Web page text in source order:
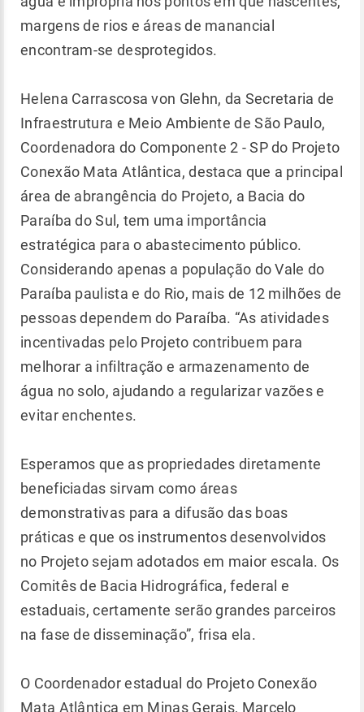
margens de rios e áreas de manancial
encontram-se desprotegidos.
Helena Carrascosa von Glehn, da Secretaria de
Infraestrutura e Meio Ambiente de São Paulo,
Coordenadora do Componente 2 - SP do Projeto
Conexão Mata Atlântica, destaca que a principal
área de abrangência do Projeto, a Bacia do
Paraíba do Sul, tem uma importância
estratégica para o abastecimento público.
Considerando apenas a população do Vale do
Paraíba paulista e do Rio, mais de 12 milhões de
pessoas dependem do Paraíba. “As atividades
incentivadas pelo Projeto contribuem para
melhorar a infiltração e armazenamento de
água no solo, ajudando a regularizar vazões e
evitar enchentes.
Esperamos que as propriedades diretamente
beneficiadas sirvam como áreas
demonstrativas para a difusão das boas
práticas e que os instrumentos desenvolvidos
no Projeto sejam adotados em maior escala. Os
Comitês de Bacia Hidrográfica, federal e
estaduais, certamente serão grandes parceiros
na fase de disseminação”, frisa ela.
O Coordenador estadual do Projeto Conexão
Mata Atlântica em Minas Gerais, Marcelo